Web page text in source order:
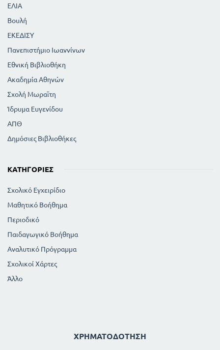
ΕΛΙΑ
Βουλή
ΕΚΕΔΙΣΥ
Πανεπιστήμιο Ιωαννίνων
Εθνική Βιβλιοθήκη
Ακαδημία Αθηνών
Σχολή Μωραϊτη
Ίδρυμα Ευγενίδου
ΑΠΘ
Δημόσιες Βιβλιοθήκες
ΚΑΤΗΓΟΡΊΕΣ
Σχολικό Εγχειρίδιο
Μαθητικό Βοήθημα
Περιοδικό
Παιδαγωγικό Βοήθημα
Αναλυτικό Πρόγραμμα
Σχολικοί Χάρτες
Άλλο
ΧΡΗΜΑΤΟΔΌΤΗΣΗ